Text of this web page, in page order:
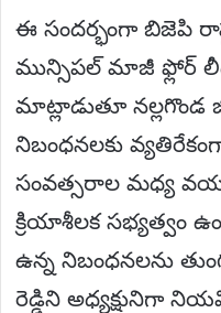
ఈ సందర్భంగా బిజెపి
మున్సిపల్ మాజీ ఫ్లోర్
మాట్లాడుతూ నల్లగొండ
నిబంధనలకు
సంవత్సరాల మధ్య
క్రియాశీలక సభ్యత్వం
ఉన్న నిబంధనలను
రెడ్డిని అధ్యక్షునిగా